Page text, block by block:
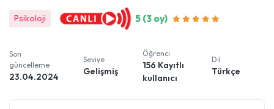
Psikoloji 5 (3 oy)
Son
güncelleme
23.04.2024
Seviye
Gelişmiş
Öğrenci
156 Kayıtlı
kullanıcı
Dil
Türkçe